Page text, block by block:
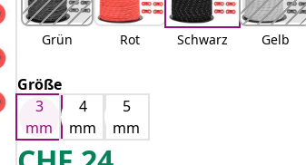
Grün Rot Schwarz Gelb
Größe
3
mm
4
mm
5
mm